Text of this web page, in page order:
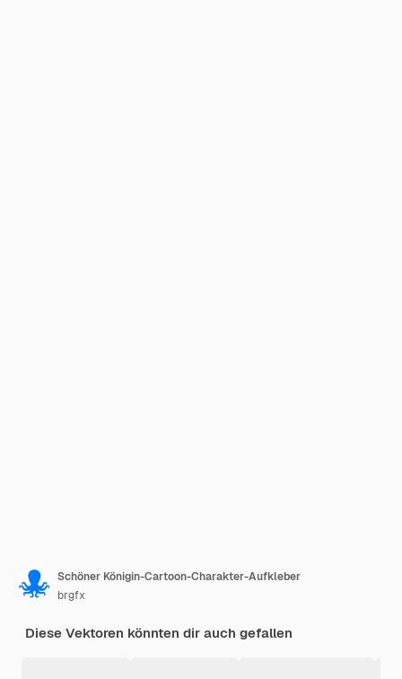
Schöner Königin-Cartoon-Charakter-Aufkleber
brgfx
Diese Vektoren könnten dir auch gefallen